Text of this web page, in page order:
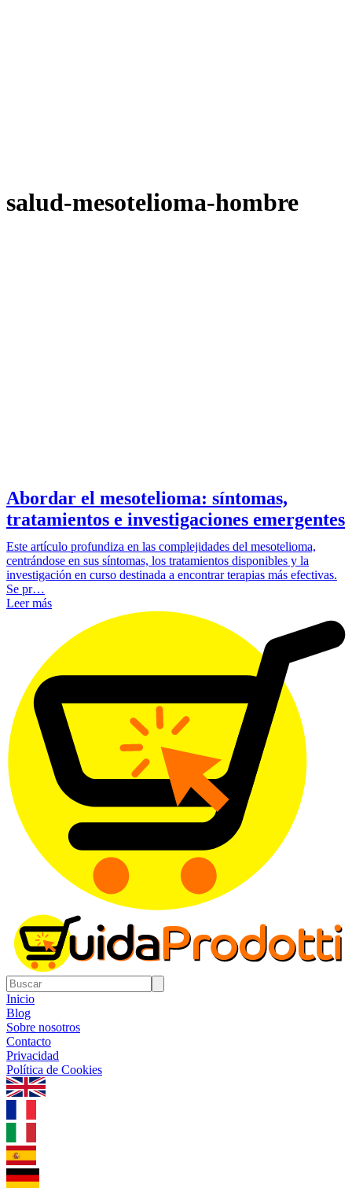
salud-mesotelioma-hombre
Abordar el mesotelioma: síntomas,
tratamientos e investigaciones emergentes
Este artículo profundiza en las complejidades del mesotelioma,
centrándose en sus síntomas, los tratamientos disponibles y la
investigación en curso destinada a encontrar terapias más efectivas.
Se pr…
Leer más
Inicio
Blog
Sobre nosotros
Contacto
Privacidad
Política de Cookies